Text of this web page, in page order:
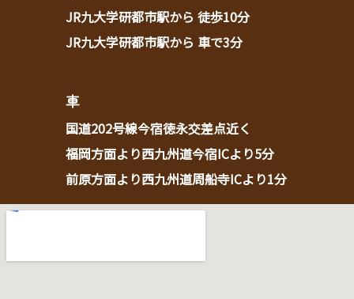
JR九大学研都市駅から 徒歩10分
JR九大学研都市駅から 車で3分
車
国道202号線今宿徳永交差点近く
福岡方面より西九州道今宿ICより5分
前原方面より西九州道周船寺ICより1分